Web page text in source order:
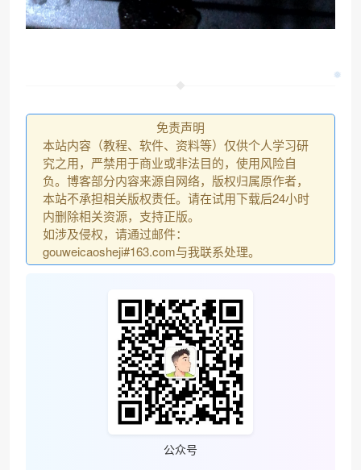
免责声明
本站内容（教程、软件、资料等）仅供个人学习研
究之用，严禁用于商业或非法目的，使用风险自
负。博客部分内容来源自网络，版权归属原作者，
本站不承担相关版权责任。请在试用下载后24小时
内删除相关资源，支持正版。
如涉及侵权，请通过邮件：
gouweicaosheji#163.com与我联系处理。
公众号